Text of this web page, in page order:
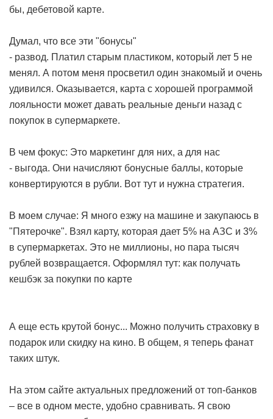
бы, дебетовой карте.
Думал, что все эти "бонусы"
- развод. Платил старым пластиком, который лет 5 не
менял. А потом меня просветил один знакомый и очень
удивился. Оказывается, карта с хорошей программой
лояльности может давать реальные деньги назад с
покупок в супермаркете.
В чем фокус: Это маркетинг для них, а для нас
- выгода. Они начисляют бонусные баллы, которые
конвертируются в рубли. Вот тут и нужна стратегия.
В моем случае: Я много езжу на машине и закупаюсь в
"Пятерочке". Взял карту, которая дает 5% на АЗС и 3%
в супермаркетах. Это не миллионы, но пара тысяч
рублей возвращается. Оформлял тут: как получать
кешбэк за покупки по карте
А еще есть крутой бонус... Можно получить страховку в
подарок или скидку на кино. В общем, я теперь фанат
таких штук.
На этом сайте актуальных предложений от топ-банков
– все в одном месте, удобно сравнивать. Я свою